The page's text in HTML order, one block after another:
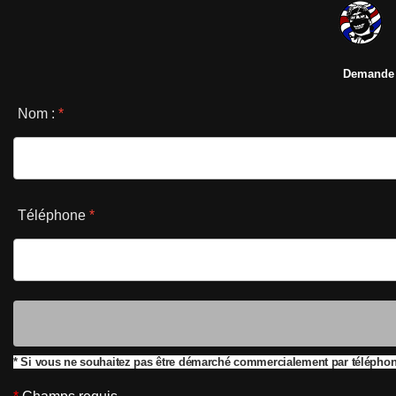
Nom : *
Téléphone *
* Si vous ne souhaitez pas être démarché commercialement par